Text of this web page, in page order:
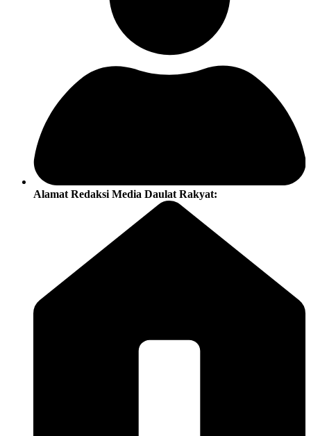
Alamat Redaksi Media Daulat Rakyat: